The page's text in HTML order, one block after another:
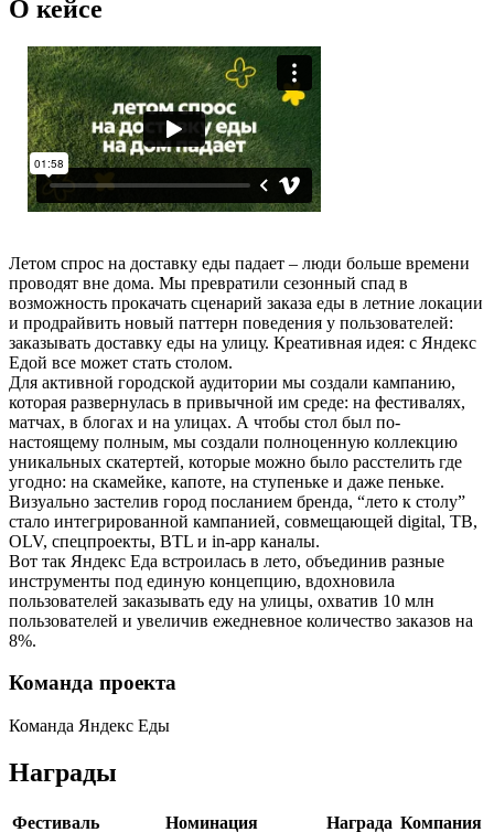
О кейсе
Летом спрос на доставку еды падает – люди больше времени
проводят вне дома. Мы превратили сезонный спад в
возможность прокачать сценарий заказа еды в летние локации
и продрайвить новый паттерн поведения у пользователей:
заказывать доставку еды на улицу. Креативная идея: с Яндекс
Едой все может стать столом.
Для активной городской аудитории мы создали кампанию,
которая развернулась в привычной им среде: на фестивалях,
матчах, в блогах и на улицах. А чтобы стол был по-
настоящему полным, мы создали полноценную коллекцию
уникальных скатертей, которые можно было расстелить где
угодно: на скамейке, капоте, на ступеньке и даже пеньке.
Визуально застелив город посланием бренда, “лето к столу”
стало интегрированной кампанией, совмещающей digital, ТВ,
OLV, спецпроекты, BTL и in-app каналы.
Вот так Яндекс Еда встроилась в лето, объединив разные
инструменты под единую концепцию, вдохновила
пользователей заказывать еду на улицы, охватив 10 млн
пользователей и увеличив ежедневное количество заказов на
8%.
Команда проекта
Команда Яндекс Еды
Награды
Фестиваль Номинация Награда Компания